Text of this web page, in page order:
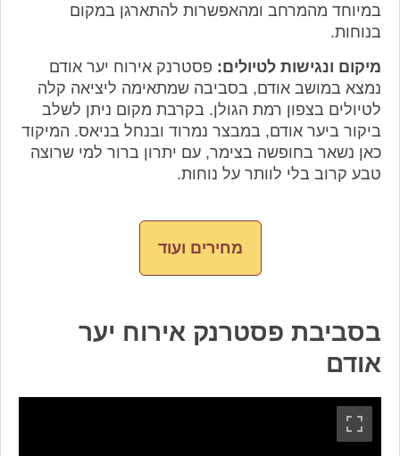
במיוחד מהמרחב ומהאפשרות להתארגן במקום
בנוחות.
מיקום ונגישות לטיולים: פסטרנק אירוח יער אודם
נמצא במושב אודם, בסביבה שמתאימה ליציאה קלה
לטיולים בצפון רמת הגולן. בקרבת מקום ניתן לשלב
ביקור ביער אודם, במבצר נמרוד ובנחל בניאס. המיקוד
כאן נשאר בחופשה בצימר, עם יתרון ברור למי שרוצה
טבע קרוב בלי לוותר על נוחות.
מחירים ועוד
בסביבת פסטרנק אירוח יער
אודם